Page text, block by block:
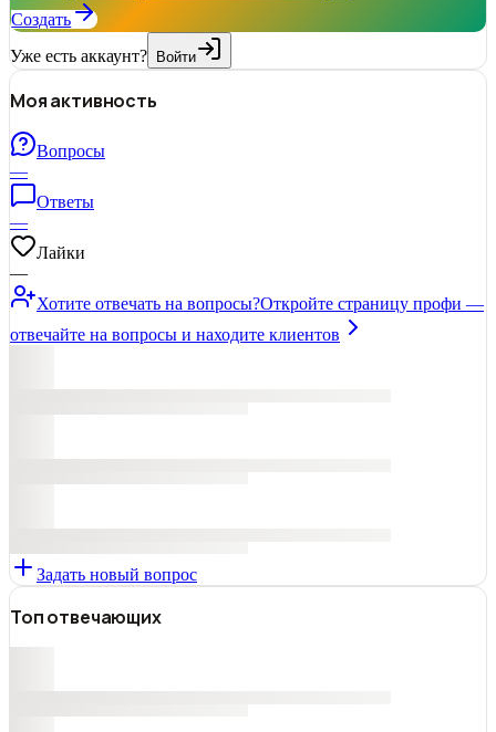
Создать
Уже есть аккаунт? Войти
Моя активность
Вопросы
—
Ответы
—
Лайки
—
Хотите отвечать на вопросы?Откройте страницу профи —
отвечайте на вопросы и находите клиентов
Задать новый вопрос
Топ отвечающих